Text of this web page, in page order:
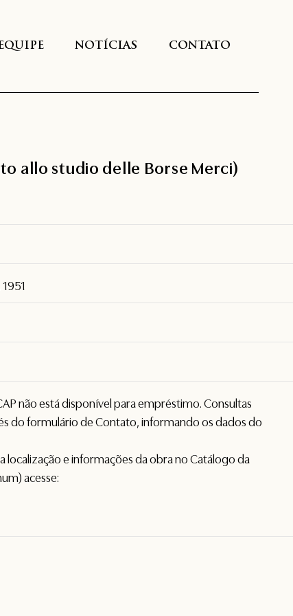
NOTÍCIAS CONTATO
allo studio delle Borse Merci)
não está disponível para empréstimo. Consultas
do formulário deContato, informando os dados do
localização e informações da obra no Catálogo da
acesse: